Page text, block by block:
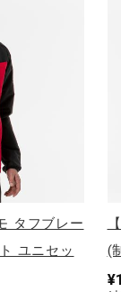
タフブレー
ユニセッ
(